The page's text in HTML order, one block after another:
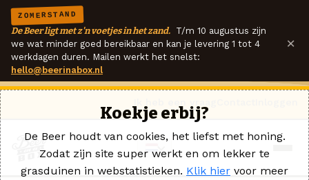
ZOMERSTAND
De Beer ligt met z'n voetjes in het zand. T/m 10 augustus zijn
we wat minder goed bereikbaar en kan je levering 1 tot 4
werkdagen duren. Mailen werkt het snelst:
hello@beerinabox.nl
×
Koekje erbij?
De Beer houdt van cookies, het liefst met honing.
Zodat zijn site super werkt en om lekker te
grasduinen in webstatistieken. Klik hier voor meer